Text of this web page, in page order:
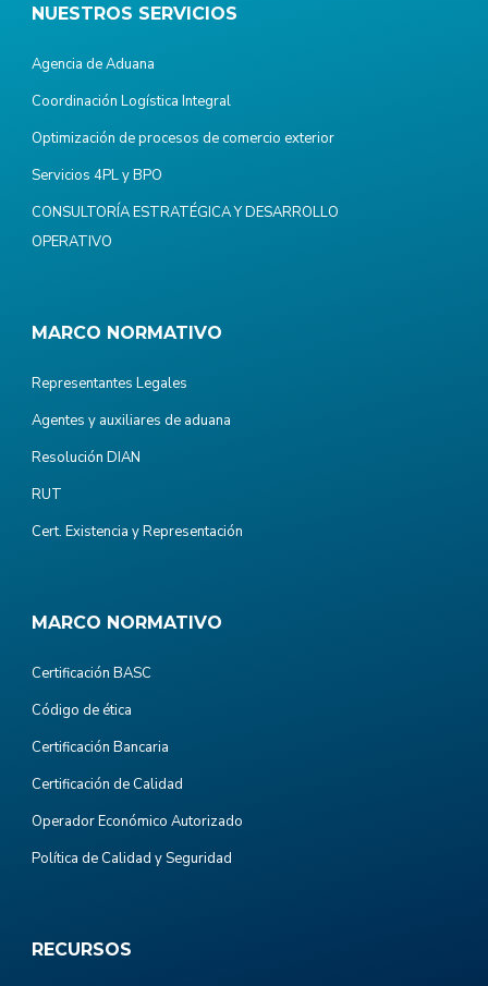
NUESTROS SERVICIOS
Agencia de Aduana
Coordinación Logística Integral
Optimización de procesos de comercio exterior
Servicios 4PL y BPO
CONSULTORÍA ESTRATÉGICA Y DESARROLLO
OPERATIVO
MARCO NORMATIVO
Representantes Legales
Agentes y auxiliares de aduana
Resolución DIAN
RUT
Cert. Existencia y Representación
MARCO NORMATIVO
Certificación BASC
Código de ética
Certificación Bancaria
Certificación de Calidad
Operador Económico Autorizado
Política de Calidad y Seguridad
RECURSOS